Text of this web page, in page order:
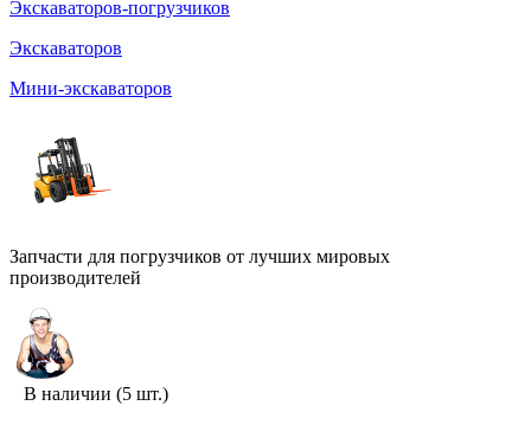
Экскаваторов-погрузчиков
Экскаваторов
Мини-экскаваторов
Запчасти для погрузчиков от лучших мировых
производителей
В наличии (5 шт.)